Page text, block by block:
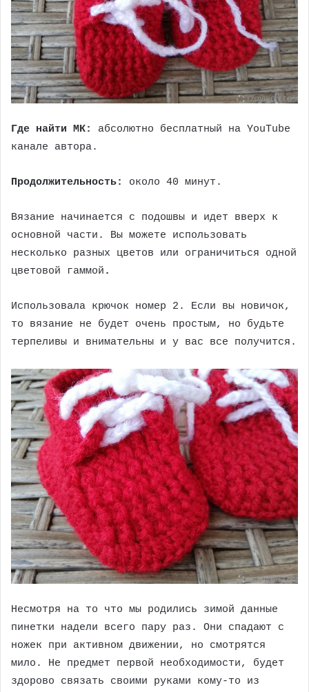
Где найти МК: абсолютно бесплатный на YouTube
канале автора.
Продолжительность: около 40 минут.
Вязание начинается с подошвы и идет вверх к
основной части.
Вы можете использовать
несколько разных цветов или ограничиться одной
цветовой гаммой .
Использовала крючок номер 2. Если вы новичок,
то вязание не будет очень простым, но будьте
терпеливы и внимательны и у вас все получится.
Несмотря на то что мы родились зимой данные
пинетки надели всего пару раз. Они спадают с
ножек при активном движении, но смотрятся
мило.
Не предмет первой необходимости, будет
здорово связать своими руками кому-то из